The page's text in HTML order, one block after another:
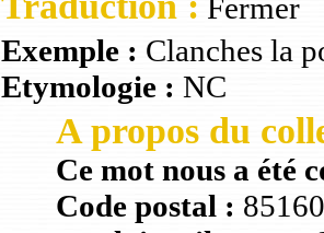
Fermer
Exemple : Clanches la
Etymologie : NC
A propos du
Ce mot nous a été
Code postal :